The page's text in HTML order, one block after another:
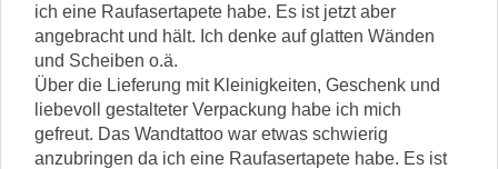
ich eine Raufasertapete habe. Es ist jetzt aber
angebracht und hält. Ich denke auf glatten Wänden
und Scheiben o.ä.
Über die Lieferung mit Kleinigkeiten, Geschenk und
liebevoll gestalteter Verpackung habe ich mich
gefreut. Das Wandtattoo war etwas schwierig
anzubringen da ich eine Raufasertapete habe. Es ist